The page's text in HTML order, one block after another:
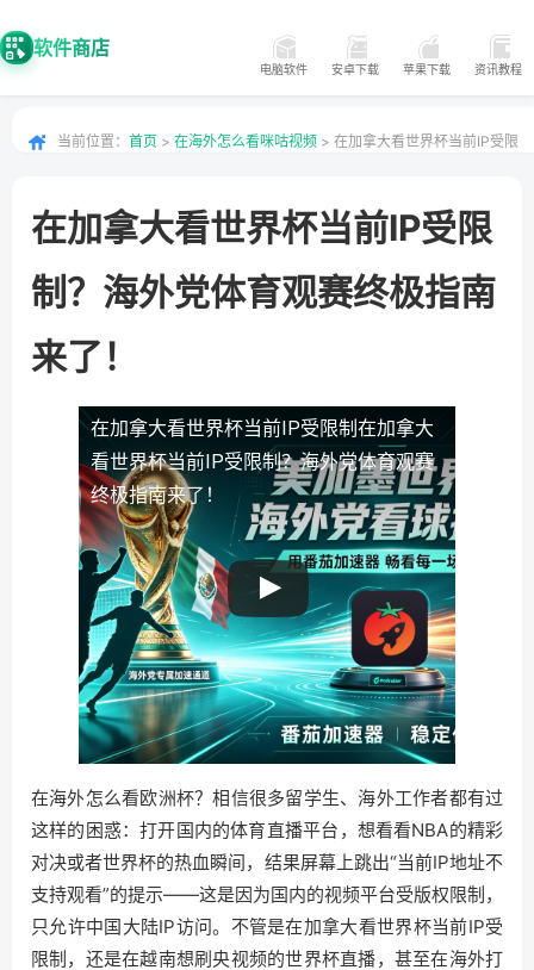
软件商店
电脑软件 安卓下载 苹果下载 资讯教程
当前位置： 首页 > 在海外怎么看咪咕视频 > 在加拿大看世界杯当前IP受限
在加拿大看世界杯当前IP受限
制？海外党体育观赛终极指南
来了！
在加拿大看世界杯当前IP受限制 在加拿大
看世界杯当前IP受限制？海外党体育观赛
终极指南来了！
在海外怎么看欧洲杯？相信很多留学生、海外工作者都有过
这样的困惑：打开国内的体育直播平台，想看看NBA的精彩
对决或者世界杯的热血瞬间，结果屏幕上跳出“当前IP地址不
支持观看”的提示——这是因为国内的视频平台受版权限制，
只允许中国大陆IP访问。不管是在加拿大看世界杯当前IP受
限制，还是在越南想刷央视频的世界杯直播，甚至在海外打